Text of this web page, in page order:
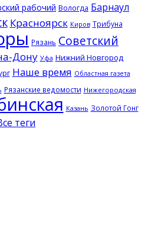
рабочий Вологда Барнаул
Красноярск Киров Трибуна
Рязань Советский
Дону Уфа Нижний Новгород
Наше время Областная газета
Рязанские ведомости Нижегородская
Казань Золотой Гонг
теги